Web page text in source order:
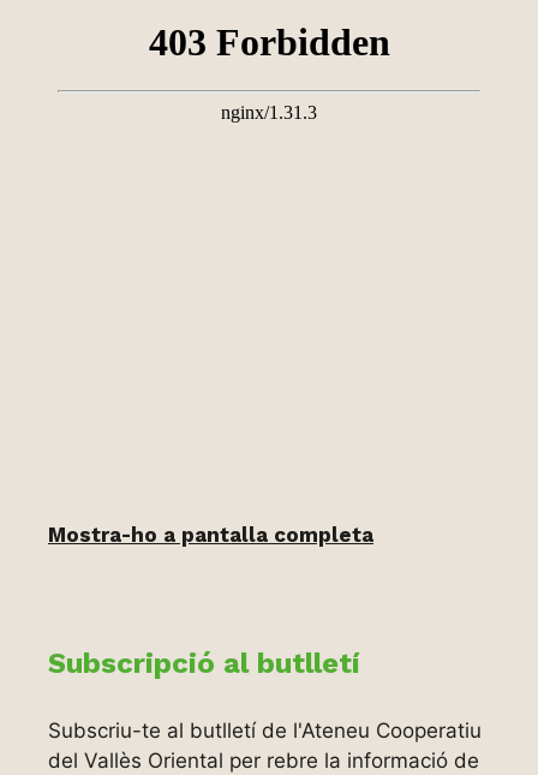
Mostra-ho a pantalla completa
Subscripció al butlletí
Subscriu-te al butlletí de l'Ateneu Cooperatiu
del Vallès Oriental per rebre la informació de